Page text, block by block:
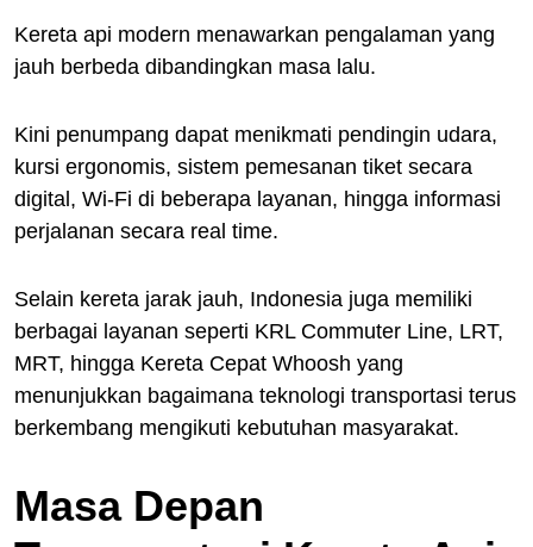
Kereta api modern menawarkan pengalaman yang
jauh berbeda dibandingkan masa lalu.
Kini penumpang dapat menikmati pendingin udara,
kursi ergonomis, sistem pemesanan tiket secara
digital, Wi-Fi di beberapa layanan, hingga informasi
perjalanan secara real time.
Selain kereta jarak jauh, Indonesia juga memiliki
berbagai layanan seperti KRL Commuter Line, LRT,
MRT, hingga Kereta Cepat Whoosh yang
menunjukkan bagaimana teknologi transportasi terus
berkembang mengikuti kebutuhan masyarakat.
Masa Depan